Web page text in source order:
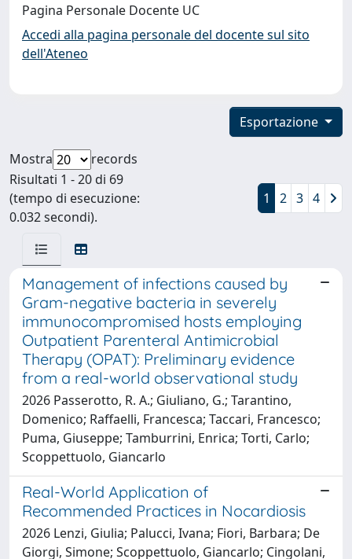
Pagina Personale Docente UC
Accedi alla pagina personale del docente sul sito
dell'Ateneo
Esportazione
Mostra
records
Risultati 1 - 20 di 69
(tempo di esecuzione:
0.032 secondi).
1 2 3 4
Management of infections caused by
Gram-negative bacteria in severely
immunocompromised hosts employing
Outpatient Parenteral Antimicrobial
Therapy (OPAT): Preliminary evidence
from a real-world observational study
2026 Passerotto, R. A.; Giuliano, G.; Tarantino,
Domenico; Raffaelli, Francesca; Taccari, Francesco;
Puma, Giuseppe; Tamburrini, Enrica; Torti, Carlo;
Scoppettuolo, Giancarlo
Real-World Application of
Recommended Practices in Nocardiosis
2026 Lenzi, Giulia; Palucci, Ivana; Fiori, Barbara; De
Giorgi, Simone; Scoppettuolo, Giancarlo; Cingolani,